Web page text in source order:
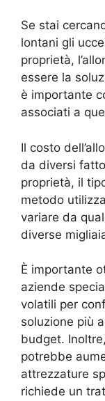
Se stai
lontani gli
proprietà,
essere la
è importante
associati a
Il costo
da diversi
proprietà, il
metodo
variare da
diverse
È importante
aziende
volatili per
soluzione più
budget.
potrebbe
attrezzature
richiede un